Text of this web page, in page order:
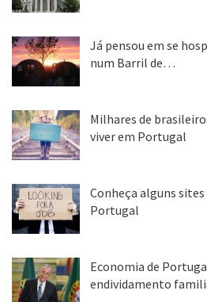
Já pensou em se
num Barril de…
Milhares de
viver em Portugal
Conheça alguns
Portugal
Economia de
endividamento